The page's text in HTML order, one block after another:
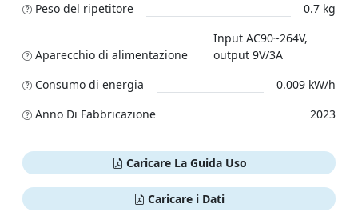
Peso del ripetitore
0.7 kg
Aparecchio di alimentazione
Input AC90~264V,
output 9V/3A
Consumo di energia
0.009 kW/h
Anno Di Fabbricazione
2023
Caricare La Guida Uso
Caricare i Dati